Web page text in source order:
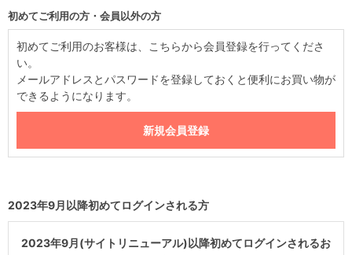
初めてご利用の方・会員以外の方
初めてご利用のお客様は、こちらから会員登録を行ってくださ
い。
メールアドレスとパスワードを登録しておくと便利にお買い物が
できるようになります。
2023年9月以降初めてログインされる方
2023年9月(サイトリニューアル)以降初めてログインされるお